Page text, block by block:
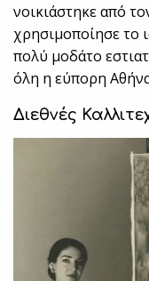
νοικιάστηκε από
χρησιμοποίησε το
πολύ μοδάτο
όλη η εύπορη
Διεθνές